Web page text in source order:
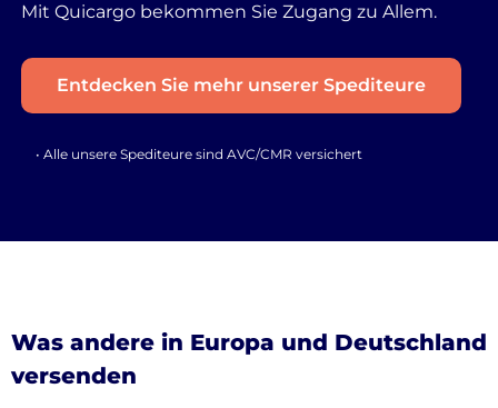
Mit Quicargo bekommen Sie Zugang zu Allem.
Entdecken Sie mehr unserer Spediteure
• Alle unsere Spediteure sind AVC/CMR versichert
Was andere in Europa und Deutschland
versenden